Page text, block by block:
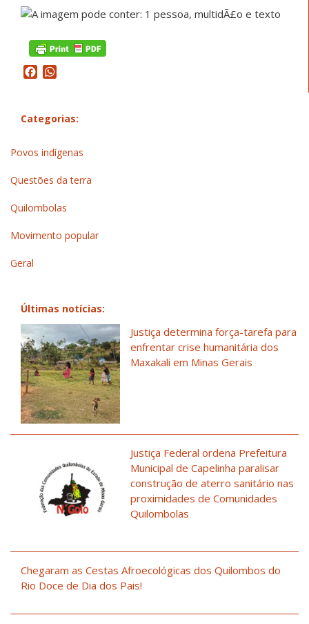
Facebook
Categorias:
Povos indígenas
Questões da terra
Quilombolas
Movimento popular
Geral
Últimas notícias:
Justiça determina força-tarefa para
enfrentar crise humanitária dos
Maxakali em Minas Gerais
Justiça Federal ordena Prefeitura
Municipal de Capelinha paralisar
construção de aterro sanitário nas
proximidades de Comunidades
Quilombolas
Chegaram as Cestas Afroecológicas dos Quilombos do
Rio Doce de Dia dos Pais!